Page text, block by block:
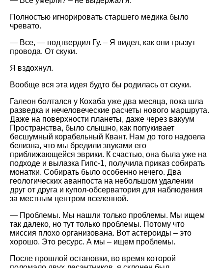
Полностью игнорировать старшего медика было
чревато.
— Все, — подтвердил Гу. – Я видел, как они грызут
провода. От скуки.
Я вздохнул.
Вообще вся эта идея будто бы родилась от скуки.
Галеон болтался у Кохаба уже два месяца, пока шла
разведка и нечеловеческие расчеты нового маршрута.
Даже на поверхности планеты, даже через вакуум
Пространства, было слышно, как попукивает
бесшумный корабельный Квант. Нам до того надоела
белизна, что мы бредили звуками его
приближающейся эврики. К счастью, она была уже на
подходе и вылазка Гипс-1, получила приказ собирать
монатки. Собирать было особенно нечего. Два
геологических аванпоста на небольшом удалении
друг от друга и купол-обсерватория для наблюдения
за местным центром вселенной.
— Проблемы. Мы нашли только проблемы. Мы ищем
так далеко, но тут только проблемы. Потому что
миссия плохо организована. Вот астероиды – это
хорошо. Это ресурс. А мы – ищем проблемы.
После прошлой остановки, во время которой